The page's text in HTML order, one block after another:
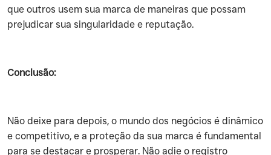
que outros usem sua marca de maneiras que possam
prejudicar sua singularidade e reputação.
Conclusão:
‍Não deixe para depois, o mundo dos negócios é dinâmico
e competitivo, e a proteção da sua marca é fundamental
para se destacar e prosperar. Não adie o registro